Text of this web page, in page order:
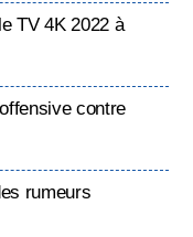
TV 4K 2022 à
contre
rumeurs